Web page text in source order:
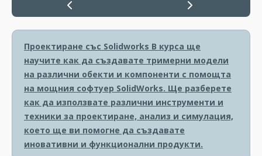
Проектиране със Solidworks В курса ще
научите как да създавате тримерни модели
на различни обекти и компоненти с помощта
на мощния софтуер SolidWorks. Ще разберете
как да използвате различни инструменти и
техники за проектиране, анализ и симулация,
което ще ви помогне да създавате
иновативни и функционални продукти.